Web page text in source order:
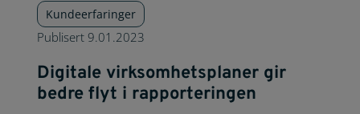
Kundeerfaringer
Publisert 9.01.2023
Digitale virksomhetsplaner gir
bedre flyt i rapporteringen